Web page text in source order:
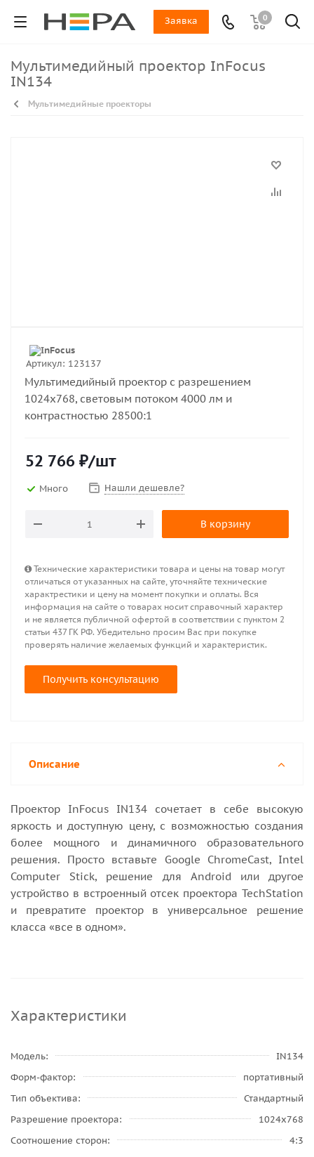
0
Заявка
Мультимедийный проектор InFocus
IN134
Мультимедийные проекторы
Артикул: 123137
Мультимедийный проектор с разрешением
1024х768, световым потоком 4000 лм и
контрастностью 28500:1
52 766 ₽/шт
Много Нашли дешевле?
В корзину
Технические характеристики товара и цены на товар могут
отличаться от указанных на сайте, уточняйте технические
характрестики и цену на момент покупки и оплаты. Вся
информация на сайте о товарах носит справочный характер
и не является публичной офертой в соответствии с пунктом 2
статьи 437 ГК РФ. Убедительно просим Вас при покупке
проверять наличие желаемых функций и характеристик.
Получить консультацию
Описание
Проектор InFocus IN134 сочетает в себе высокую
яркость и доступную цену, с возможностью создания
более мощного и динамичного образовательного
решения. Просто вставьте Google ChromeCast, Intel
Computer Stick, решение для Android или другое
устройство в встроенный отсек проектора TechStation
и превратите проектор в универсальное решение
класса «все в одном».
Характеристики
Модель
IN134
Форм-фактор
портативный
Тип объектива
Стандартный
Разрешение проектора
1024x768
Соотношение сторон
4:3